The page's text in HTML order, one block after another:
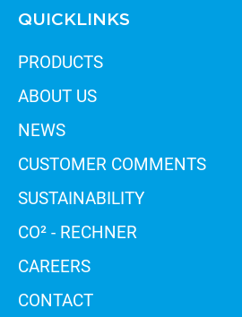
QUICKLINKS
PRODUCTS
ABOUT US
NEWS
CUSTOMER COMMENTS
SUSTAINABILITY
CO² - RECHNER
CAREERS
CONTACT